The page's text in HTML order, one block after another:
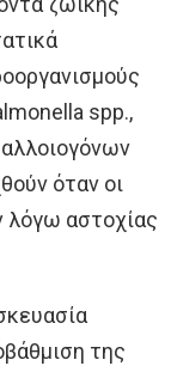
spp.,
όταν οι
λόγω αστοχίας
της